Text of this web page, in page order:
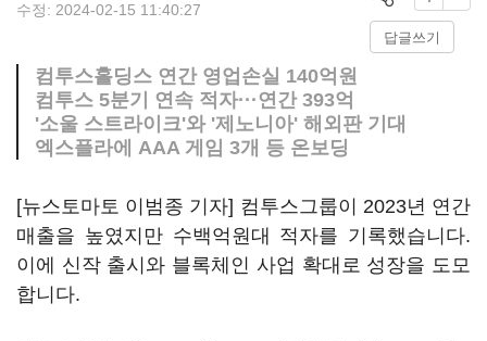
수정: 2024-02-15 11:40:27
답글쓰기
컴투스홀딩스 연간 영업손실 140억원
컴투스 5분기 연속 적자···연간 393억
'소울 스트라이크'와 '제노니아' 해외판 기대
엑스플라에 AAA 게임 3개 등 온보딩
[뉴스토마토 이범종 기자] 컴투스그룹이 2023년 연간
매출을 높였지만 수백억원대 적자를 기록했습니다.
이에 신작 출시와 블록체인 사업 확대로 성장을 도모
합니다.